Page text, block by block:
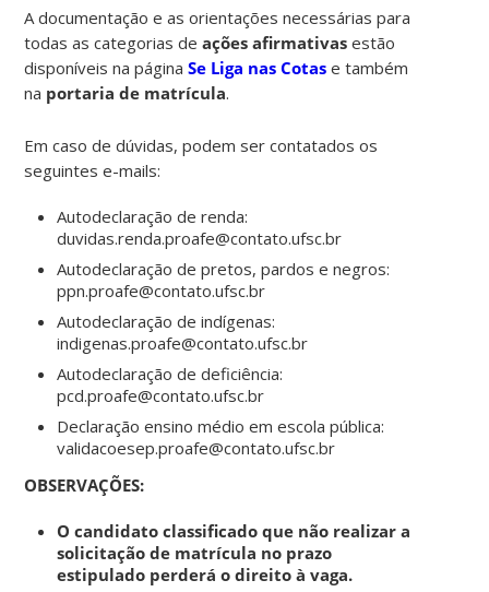
A documentação e as orientações necessárias para
todas as categorias deações afirmativas estão
disponíveis na páginaSe Liga nas Cotas e também
na portaria de matrícula.
Em caso de dúvidas, podem ser contatados os
seguintes e-mails:
Autodeclaração de renda:
duvidas.renda.proafe@contato.ufsc.br
Autodeclaração de pretos, pardos e negros:
ppn.proafe@contato.ufsc.br
Autodeclaração de indígenas:
indigenas.proafe@contato.ufsc.br
Autodeclaração de deficiência:
pcd.proafe@contato.ufsc.br
Declaração ensino médio em escola pública:
validacoesep.proafe@contato.ufsc.br
OBSERVAÇÕES:
O candidato classificado que não realizar a
solicitação de matrícula no prazo
estipulado perderá o direito à vaga.